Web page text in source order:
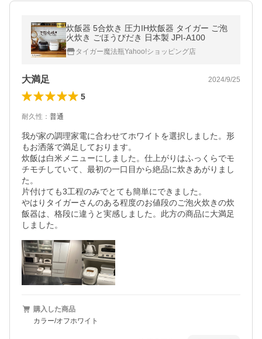
炊飯器 5合炊き 圧力IH炊飯器 タイガー ご泡
火炊き ごほうびだき 日本製 JPI-A100
タイガー魔法瓶Yahoo!ショッピング店
大満足 2024/9/25
5
耐久性 ： 普通
我が家の調理家電に合わせてホワイトを選択しました。形
もお洒落で満足しております。
炊飯は白米メニューにしました。仕上がりはふっくらでモ
チモチしていて、最初の一口目から絶品に炊きあがりまし
た。
片付けても3工程のみでとても簡単にできました。
やはりタイガーさんのある程度のお値段のご泡火炊きの炊
飯器は、格段に違うと実感しました。此方の商品に大満足
しました。
購入した商品
カラー/オフホワイト